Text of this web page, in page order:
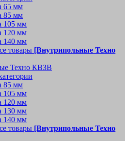
65 мм
85 мм
105 мм
120 мм
140 мм
товары [Внутрипольные Техно
Техно КВЗВ
85 мм
105 мм
120 мм
130 мм
140 мм
товары [Внутрипольные Техно